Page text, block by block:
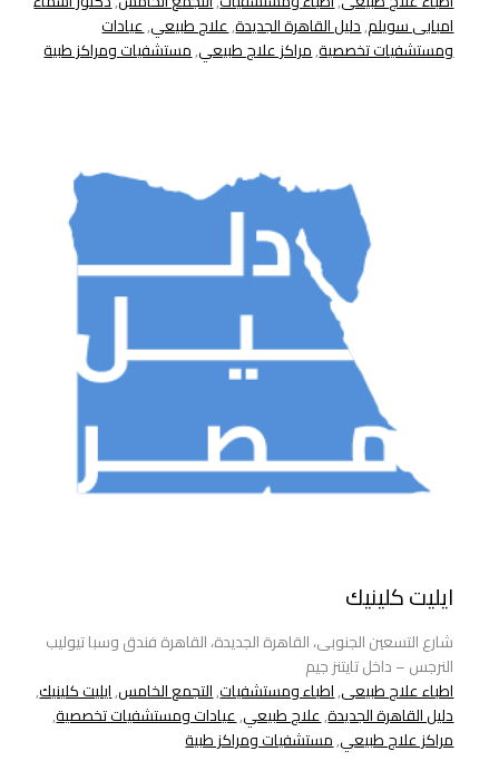
امبابى سويلم,دليل القاهرة الجديدة,علاج طبيعي,عيادات
ومستشفيات تخصصية,مراكز علاج طبيعي,مستشفيات ومراكز طبية
ايليت كلينيك
شارع التسعين الجنوبى، القاهرة الجديدة، القاهرة فندق وسبا تيوليب
النرجس – داخل تايتنز جيم
اطباء علاج طبيعى,اطباء ومستشفيات,التجمع الخامس,ايليت كلينيك,
دليل القاهرة الجديدة,علاج طبيعي,عيادات ومستشفيات تخصصية,
مراكز علاج طبيعي,مستشفيات ومراكز طبية